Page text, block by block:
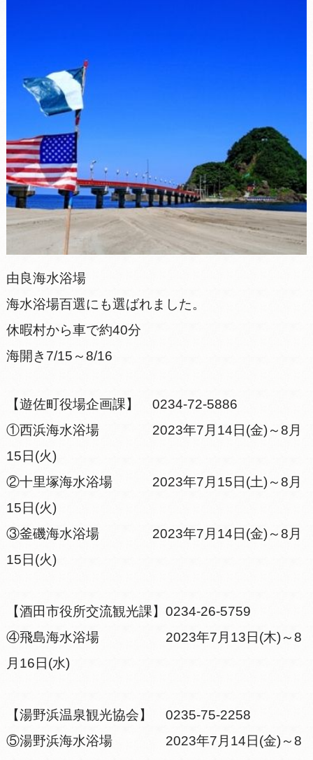
由良海水浴場
海水浴場百選にも選ばれました。
休暇村から車で約40分
海開き7/15～8/16
【遊佐町役場企画課】 0234-72-5886
①西浜海水浴場 2023年7月14日(金)～8月
15日(火)
②十里塚海水浴場 2023年7月15日(土)～8月
15日(火)
③釜磯海水浴場 2023年7月14日(金)～8月
15日(火)
【酒田市役所交流観光課】0234-26-5759
④飛島海水浴場 2023年7月13日(木)～8
月16日(水)
【湯野浜温泉観光協会】 0235-75-2258
⑤湯野浜海水浴場 2023年7月14日(金)～8